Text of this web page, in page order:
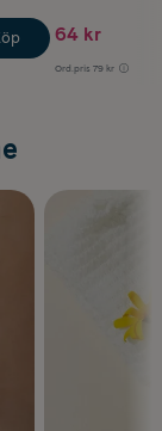
64 kr
Ord.pris 79 kr